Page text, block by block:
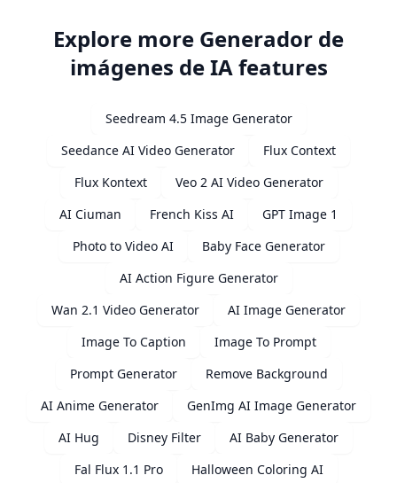
Explore more Generador de
imágenes de IAfeatures
Seedream 4.5 Image Generator
Seedance AI Video Generator
Flux Context
Flux Kontext
Veo 2 AI Video Generator
AI Ciuman
French Kiss AI
GPT Image 1
Photo to Video AI
Baby Face Generator
AI Action Figure Generator
Wan 2.1 Video Generator
AI Image Generator
Image To Caption
Image To Prompt
Prompt Generator
Remove Background
AI Anime Generator
GenImg AI Image Generator
AI Hug
Disney Filter
AI Baby Generator
Fal Flux 1.1 Pro
Halloween Coloring AI